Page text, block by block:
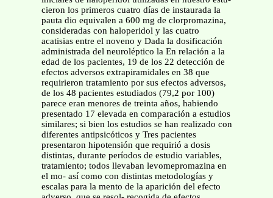
cieron los primeros cuatro días de instaurada la
pauta dio equivalen a 600 mg de clorpromazina,
consideradas con haloperidol y las cuatro
acatisias entre el noveno y Dada la dosificación
administrada del neuroléptico la En relación a la
edad de los pacientes, 19 de los 22 detección de
efectos adversos extrapiramidales en 38 que
requirieron tratamiento por sus efectos adversos,
de los 48 pacientes estudiados (79,2 por 100)
parece eran menores de treinta años, habiendo
presentado 17 elevada en comparación a estudios
similares; si bien los estudios se han realizado con
diferentes antipsicóticos y Tres pacientes
presentaron hipotensión que requirió a dosis
distintas, durante períodos de estudio variables,
tratamiento; todos llevaban levomepromazina en
el mo- así como con distintas metodologías y
escalas para la mento de la aparición del efecto